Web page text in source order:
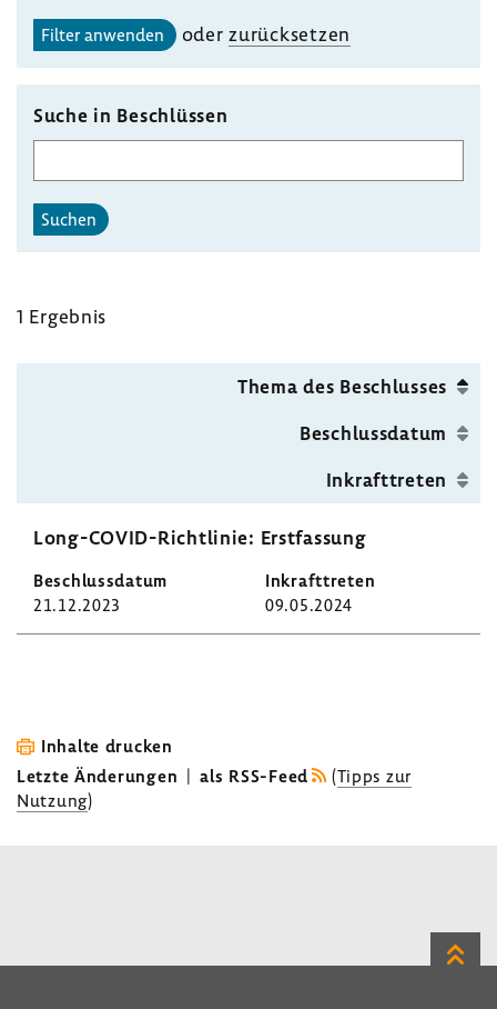
Filter anwenden oderzurück­setzen
Suche in Beschlüssen
Suchen
1 Ergebnis
Thema des Beschlusses
Beschluss­datum
Inkraft­treten
Long-​COVID-Richtlinie: Erst­fas­sung
21.12.2023 09.05.2024
Inhalte drucken
Letzte Änderungen | als RSS-Feed (Tipps zur
Nutzung)
Zum